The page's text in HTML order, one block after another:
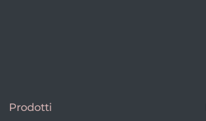
Prodotti